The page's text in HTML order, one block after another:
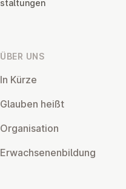
ÜBER UNS
In Kürze
Glauben heißt
Or­gan­isa­tion
Er­wach­sen­en­bildung